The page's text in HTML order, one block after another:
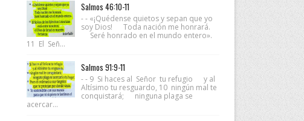
Salmos 46:10-11
- - «¡Quédense quietos y sepan que yo
soy Dios! Toda nación me honrará.
Seré honrado en el mundo entero».
11 El Señ...
Salmos 91:9-11
- - 9 Si haces al Señor tu refugio y al
Altísimo tu resguardo, 10 ningún mal te
conquistará; ninguna plaga se
acercar...